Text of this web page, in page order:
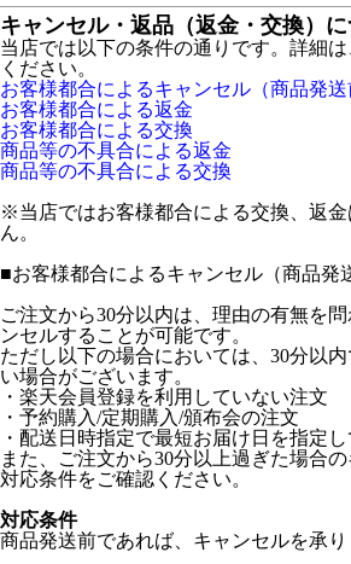
キャンセル・返品（返金・交換）
当店では以下の条件の通りです。詳細
ください。
お客様都合によるキャンセル（商品発送
お客様都合による返金
お客様都合による交換
商品等の不具合による返金
商品等の不具合による交換
※当店ではお客様都合による交換、返
ん。
■お客様都合によるキャンセル（商品発
ご注文から30分以内は、理由の有無を
ンセルすることが可能です。
ただし以下の場合においては、30分以
い場合がございます。
・楽天会員登録を利用していない注文
・予約購入/定期購入/頒布会の注文
・配送日時指定で最短お届け日を指定
また、ご注文から30分以上過ぎた場合
対応条件をご確認ください。
対応条件
商品発送前であれば、キャンセルを承り